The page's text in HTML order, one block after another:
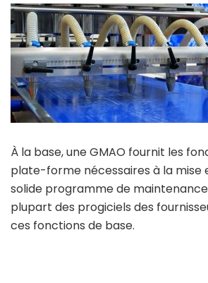
À la base, une GMAO fournit les
plate-forme nécessaires à la mise
solide programme de
plupart des progiciels des
ces fonctions de base.